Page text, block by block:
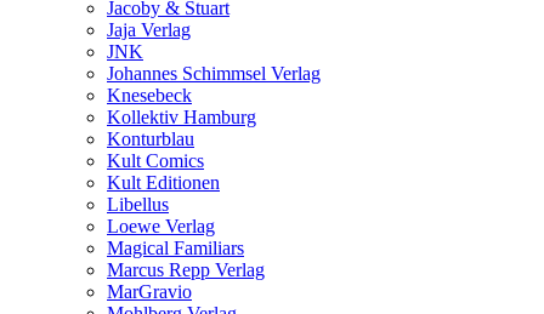
Jacoby & Stuart
Jaja Verlag
JNK
Johannes Schimmsel Verlag
Knesebeck
Kollektiv Hamburg
Konturblau
Kult Comics
Kult Editionen
Libellus
Loewe Verlag
Magical Familiars
Marcus Repp Verlag
MarGravio